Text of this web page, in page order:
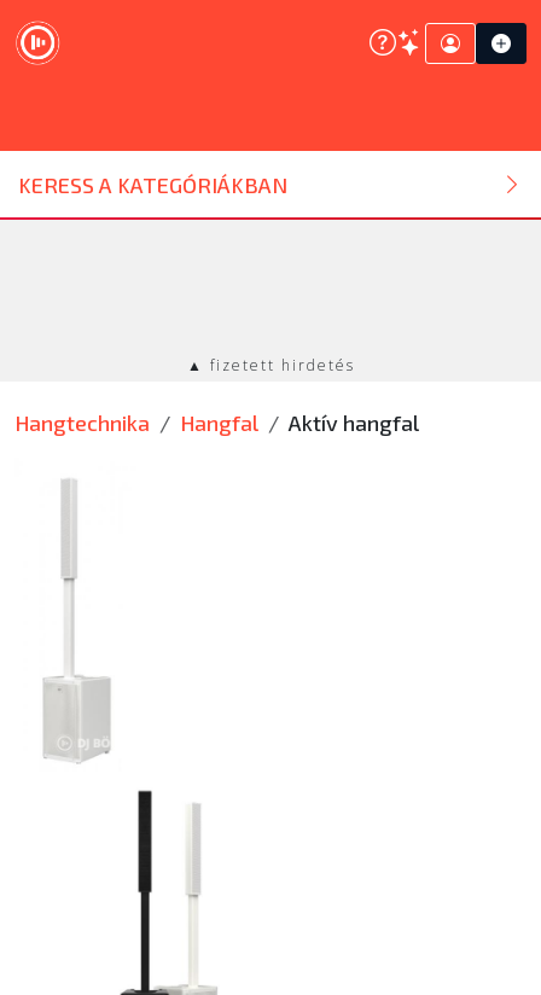
KERESS A KATEGÓRIÁKBAN
DJ ESZKÖZ
HANGTECHNIKA
EGYÉB
ÚJ TERMÉKEK
▲ fizetett hirdetés
Hangtechnika Hangfal Aktív hangfal